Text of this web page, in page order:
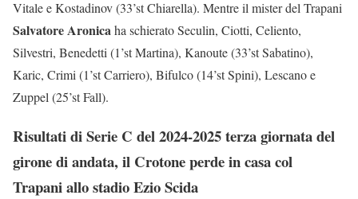
Vitale e Kostadinov (33’st Chiarella). Mentre il mister del Trapani
Salvatore Aronicaha schierato Seculin, Ciotti, Celiento,
Silvestri, Benedetti (1’st Martina), Kanoute (33’st Sabatino),
Karic, Crimi (1’st Carriero), Bifulco (14’st Spini), Lescano e
Zuppel (25’st Fall).
Risultati di Serie C del 2024-2025 terza giornata del
girone di andata, il Crotone perde in casa col
Trapani allo stadio Ezio Scida